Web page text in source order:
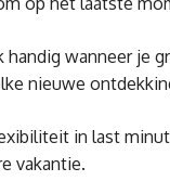
wanneer je
nieuwe
in last
vakantie.